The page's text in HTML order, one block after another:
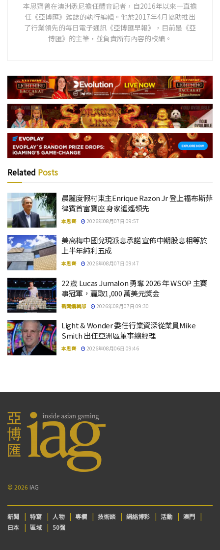
本思齊曾在澳洲悉尼擔任體育記者，自2016年以來一直擔
任《亞博匯》雜誌的執行編輯。他於2017年4月協助推出
了行業領先的每日電子通訊《亞博匯早報》，目前是《亞
博匯》的主筆，並負責所有內容的校編。
Related Posts
晨麗度假村東主Enrique Razon Jr 登上福布斯菲
律賓首富寶座 身家遙遙領先
本思齊 2026年08月07日 09:57
美高梅中國兌現派息承諾 宣佈中期股息相等於
上半年純利五成
本思齊 2026年08月07日 09:47
22 歲 Lucas Jumalon 勇奪 2026 年 WSOP 主賽
事冠軍，贏取1,000 萬美元獎金
新聞編輯部 2026年08月07日 09:30
Light & Wonder 委任行業資深從業員Mike
Smith 出任亞洲區董事總經理
本思齊 2026年08月06日 09:46
© 2026 IAG
新聞 特寫 人物 專欄 技術談 網絡博彩 活動
澳門
日本
區域 50强